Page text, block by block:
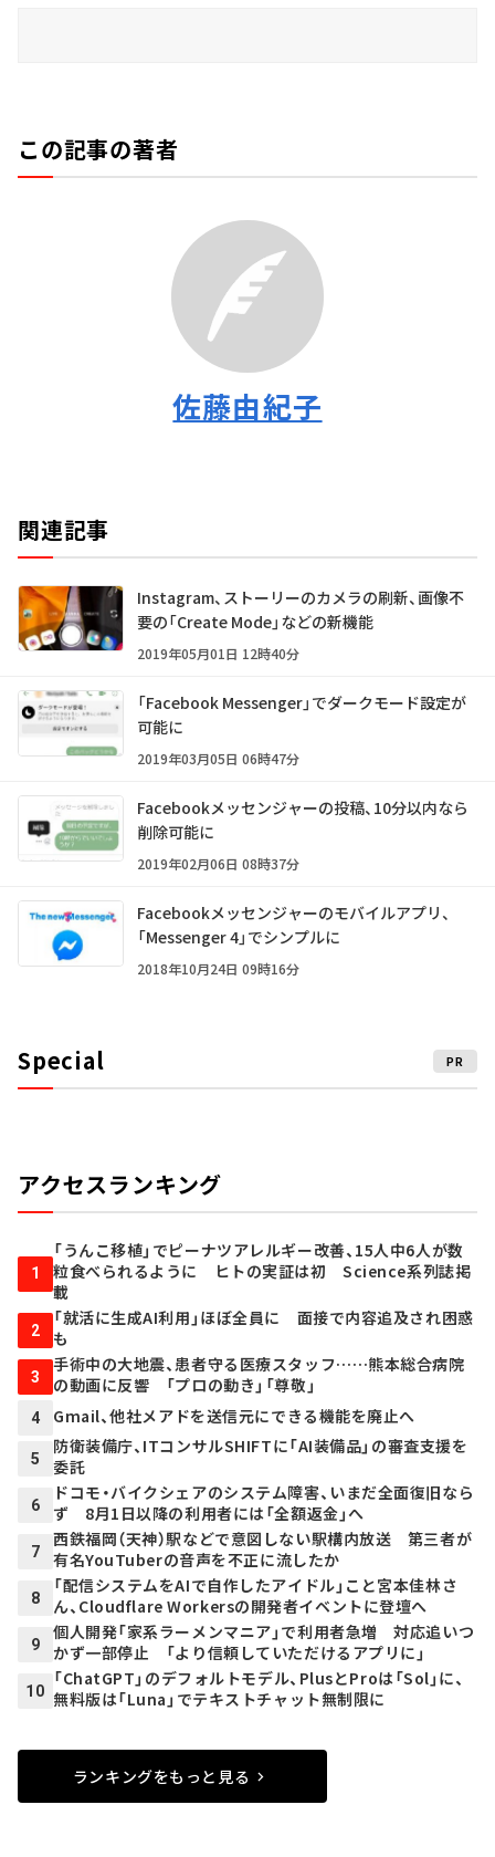
この記事の著者
佐藤由紀子
関連記事
Instagram、ストーリーのカメラの刷新、画像不
要の「Create Mode」などの新機能
2019年05月01日 12時40分
「Facebook Messenger」でダークモード設定が
可能に
2019年03月05日 06時47分
Facebookメッセンジャーの投稿、10分以内なら
削除可能に
2019年02月06日 08時37分
Facebookメッセンジャーのモバイルアプリ、
「Messenger 4」でシンプルに
2018年10月24日 09時16分
Special PR
アクセスランキング
1
「うんこ移植」でピーナツアレルギー改善、15人中6人が数
粒食べられるように ヒトの実証は初 Science系列誌掲
載
2
「就活に生成AI利用」ほぼ全員に 面接で内容追及され困惑
も
3
手術中の大地震、患者守る医療スタッフ……熊本総合病院
の動画に反響 「プロの動き」「尊敬」
4 Gmail、他社メアドを送信元にできる機能を廃止へ
5
防衛装備庁、ITコンサルSHIFTに「AI装備品」の審査支援を
委託
6
ドコモ・バイクシェアのシステム障害、いまだ全面復旧なら
ず 8月1日以降の利用者には「全額返金」へ
7
西鉄福岡（天神）駅などで意図しない駅構内放送 第三者が
有名YouTuberの音声を不正に流したか
8
「配信システムをAIで自作したアイドル」こと宮本佳林さ
ん、Cloudflare Workersの開発者イベントに登壇へ
9
個人開発「家系ラーメンマニア」で利用者急増 対応追いつ
かず一部停止 「より信頼していただけるアプリに」
10
「ChatGPT」のデフォルトモデル、PlusとProは「Sol」に、
無料版は「Luna」でテキストチャット無制限に
ランキングをもっと見る